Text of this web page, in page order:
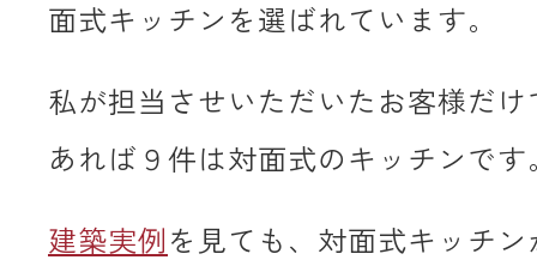
面式キッチンを選ばれています。
私が担当させいただいたお客様だ
あれば９件は対面式のキッチンです
建築実例 を見ても、対面式キッチ